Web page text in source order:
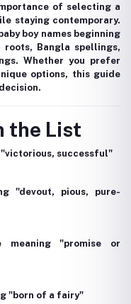
of selecting a
staying contemporary.
boy names beginning
Bangla spellings,
Whether you prefer
options, this guide
the List
"victorious, successful"
"devout, pious, pure-
"promise or
"born of a fairy"